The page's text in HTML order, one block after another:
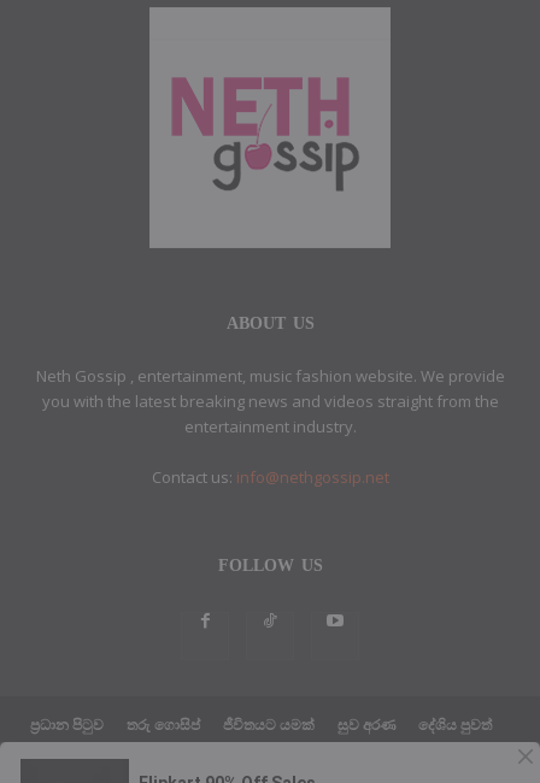
ABOUT US
Neth Gossip , entertainment, music fashion website. We provide
you with the latest breaking news and videos straight from the
entertainment industry.
Contact us: info@nethgossip.net
FOLLOW US
ප්‍රධාන පිටුව තරු ගොසිප් ජීවිතයට යමක් සුව අරණ
දේශිය පුවත්
ABOUT US
ETHICS POLICY